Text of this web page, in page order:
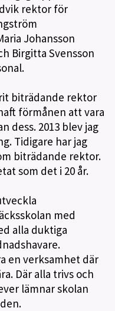
rektor för
Johansson
Birgitta Svensson
biträdande rektor
förmånen att vara
dess. 2013 blev jag
Tidigare har jag
biträdande rektor.
som det i 20 år.
med
alla duktiga
en verksamhet där
Där alla trivs och
lämnar skolan